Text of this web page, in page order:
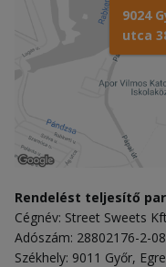
9024
utca
Rendelést teljesítő
Cégnév: Street Sweets
Adószám: 28802176-2-08
Székhely: 9011 Győr,